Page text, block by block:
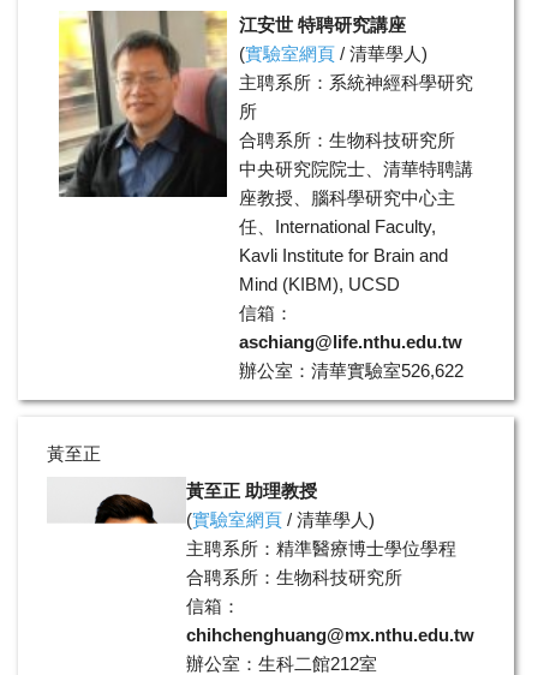
江安世 特聘研究講座
(實驗室網頁 / 清華學人)
主聘系所：系統神經科學研究
所
合聘系所：生物科技研究所
中央研究院院士、清華特聘講
座教授、腦科學研究中心主
任、International Faculty,
Kavli Institute for Brain and
Mind (KIBM), UCSD
信箱：
aschiang@life.nthu.edu.tw
辦公室：清華實驗室526,622
室
#33488
學歷：美國羅格斯大學博士
領域：腦科學、分子影像、行
為遺傳學
黃至正
黃至正 助理教授
(實驗室網頁 / 清華學人)
主聘系所：精準醫療博士學位學程
合聘系所：生物科技研究所
信箱：
chihchenghuang@mx.nthu.edu.tw
辦公室：生科二館212室